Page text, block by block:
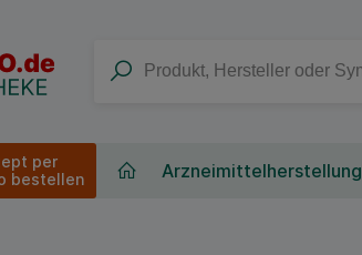
per
bestellen
Arzneimittelherstellung